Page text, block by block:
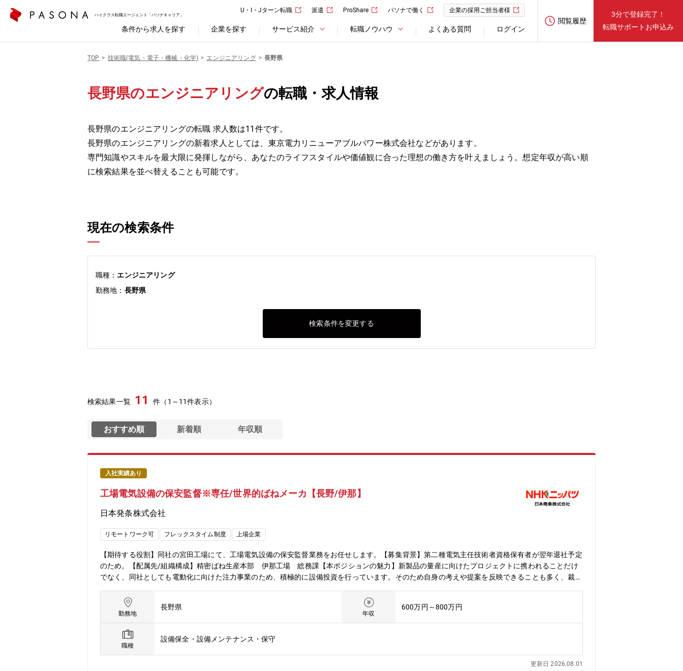
ハイクラス転職エージェント「パソナキャリア」
U・I・Jターン転職 派遣 ProShare パソナで働く 企業の採用ご担当者様
条件から求人を探す 企業を探す サービス紹介 転職ノウハウ よくある質問 ログイン
閲覧履歴
3分で登録完了！
転職サポートお申込み
TOP 技術職(電気・電子・機械・化学) エンジニアリング 長野県
長野県のエンジニアリングの転職・求人情報
長野県のエンジニアリングの転職 求人数は11件です。
長野県のエンジニアリングの新着求人としては、東京電力リニューアブルパワー株式会社などがあります。
専門知識やスキルを最大限に発揮しながら、あなたのライフスタイルや価値観に合った理想の働き方を叶えましょう。想定年収が高い順
に検索結果を並べ替えることも可能です。
現在の検索条件
職種： エンジニアリング
勤務地： 長野県
検索条件を変更する
検索結果一覧 11 件（1～11件表示）
おすすめ順 新着順 年収順
入社実績あり
工場電気設備の保安監督※専任/世界的ばねメーカ【長野/伊那】
日本発条株式会社
リモートワーク可 フレックスタイム制度 上場企業
【期待する役割】同社の宮田工場にて、工場電気設備の保安監督業務をお任せします。【募集背景】第二種電気主任技術者資格保有者が翌年退社予定
のため。【配属先/組織構成】精密ばね生産本部 伊那工場 総務課【本ポジションの魅力】新製品の量産に向けたプロジェクトに携われることだけ
でなく、同社としても電動化に向けた注力事業のため、積極的に設備投資を行っています。そのため自身の考えや提案を反映できることも多く、裁量
存設備の改善・改良もお任せします。設備も内製化しているため、裁量を持って設備設計にも携わることができます。（一部外注有）※新製品の受注
プロセスは同社開発部や設計部が行います。【ニッパツの特徴・魅力】・ばねの開発や生産で培った自慢の技術を磨き応用し続け、国内・世界トップ
クラスのシェア製品を多数保有する東証プライム上場メーカー・自動車部品においては今後電気自動車、ハイブリッドカーへと製品の軸足が移ってい
く中でも必ず必要とされる部品（ばね、シート等）を製品として有しています。・幅広い製品ポートフォリオで、特定業界の景気動向に左右されすぎ
ることがなく、創立以来80年間経常赤字なしと事業の安定性が魅力。・同社の離職率は5％程度、腰を据えて働く環境が整っています。全社員の中で
中途入社割合は約2割であり、上級管理職の中途入社割合も約2割なのでハンデはありません。・働き方改革プロジェクト：2018年度よりスタート
し、本社と各本部から委員を選出し、定期的に業務効率化の取り組み事例紹介や計画の進捗報告会を行っています。ノー残業DAYの実施など働き方改
勤務地
長野県
年収
600万円～800万円
職種
設備保全・設備メンテナンス・保守
更新日 2026.08.01